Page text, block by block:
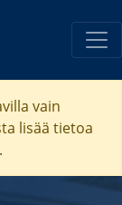
vain
lisää tietoa